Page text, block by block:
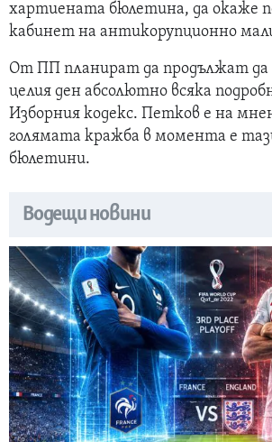
хартиената бюлетина, да окаже
кабинет на антикорупционно
От ПП планират да продължат да
целия ден абсолютно всяка
Изборния кодекс. Петков е на
голямата кражба в момента е
бюлетини.
Водещи новини